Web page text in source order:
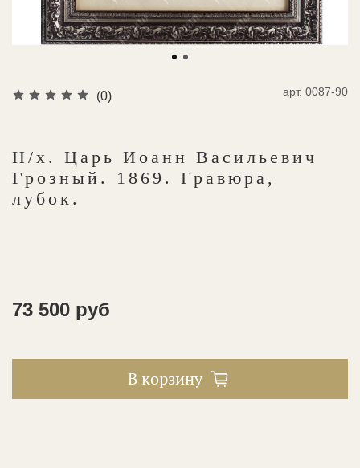
(0) арт. 0087-90
Н/х. Царь Иоанн Васильевич
Грозный. 1869. Гравюра,
лубок.
73 500 руб
В корзину